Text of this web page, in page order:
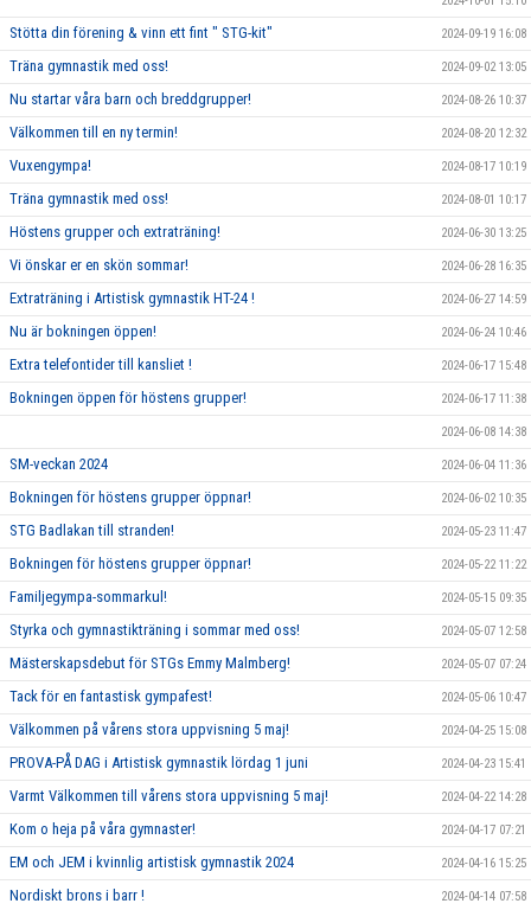
Stötta din förening & vinn ett fint " STG-kit" 2024-09-19 16:08
Träna gymnastik med oss! 2024-09-02 13:05
Nu startar våra barn och breddgrupper! 2024-08-26 10:37
Välkommen till en ny termin! 2024-08-20 12:32
Vuxengympa! 2024-08-17 10:19
Träna gymnastik med oss! 2024-08-01 10:17
Höstens grupper och extraträning! 2024-06-30 13:25
Vi önskar er en skön sommar! 2024-06-28 16:35
Extraträning i Artistisk gymnastik HT-24 ! 2024-06-27 14:59
Nu är bokningen öppen! 2024-06-24 10:46
Extra telefontider till kansliet ! 2024-06-17 15:48
Bokningen öppen för höstens grupper! 2024-06-17 11:38
2024-06-08 14:38
SM-veckan 2024 2024-06-04 11:36
Bokningen för höstens grupper öppnar! 2024-06-02 10:35
STG Badlakan till stranden! 2024-05-23 11:47
Bokningen för höstens grupper öppnar! 2024-05-22 11:22
Familjegympa-sommarkul! 2024-05-15 09:35
Styrka och gymnastikträning i sommar med oss! 2024-05-07 12:58
Mästerskapsdebut för STGs Emmy Malmberg! 2024-05-07 07:24
Tack för en fantastisk gympafest! 2024-05-06 10:47
Välkommen på vårens stora uppvisning 5 maj! 2024-04-25 15:08
PROVA-PÅ DAG i Artistisk gymnastik lördag 1 juni 2024-04-23 15:41
Varmt Välkommen till vårens stora uppvisning 5 maj! 2024-04-22 14:28
Kom o heja på våra gymnaster! 2024-04-17 07:21
EM och JEM i kvinnlig artistisk gymnastik 2024 2024-04-16 15:25
Nordiskt brons i barr ! 2024-04-14 07:58